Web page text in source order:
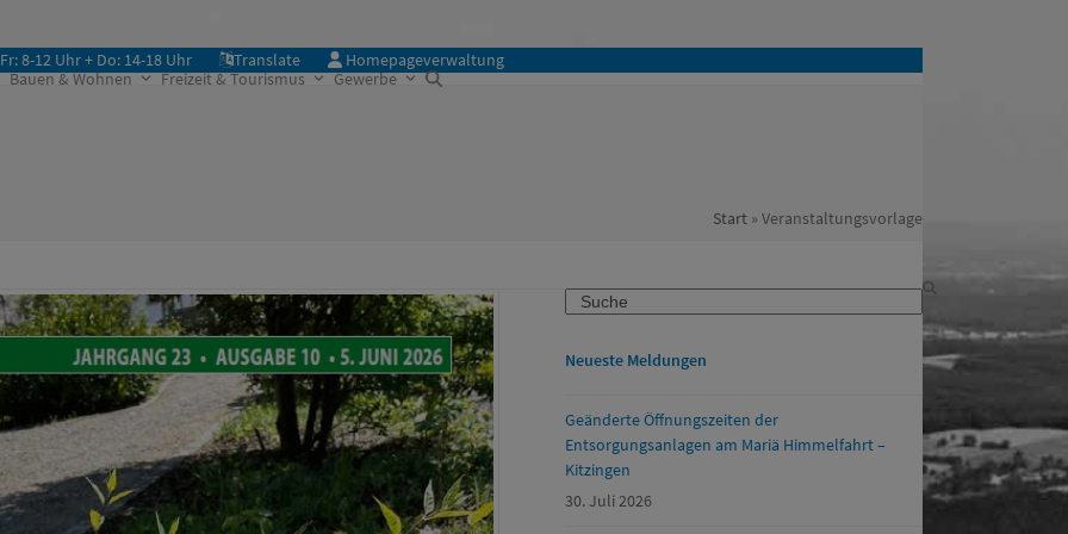
8-12 Uhr + Do: 14-18 Uhr Translate
Homepageverwaltung
Bauen & Wohnen Freizeit & Tourismus Gewerbe
Start »Veranstaltungsvorlage
Search
Neueste Meldungen
Geänderte Öffnungszeiten der
Entsorgungsanlagen am Mariä Himmelfahrt –
Kitzingen
30. Juli 2026